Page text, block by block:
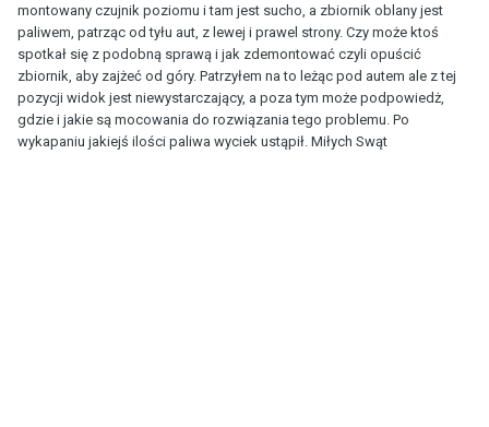
montowany czujnik poziomu i tam jest sucho, a zbiornik oblany jest
paliwem, patrząc od tyłu aut, z lewej i prawel strony. Czy może ktoś
spotkał się z podobną sprawą i jak zdemontować czyli opuścić
zbiornik, aby zajżeć od góry. Patrzyłem na to leżąc pod autem ale z tej
pozycji widok jest niewystarczający, a poza tym może podpowiedż,
gdzie i jakie są mocowania do rozwiązania tego problemu. Po
wykapaniu jakiejś ilości paliwa wyciek ustąpił. Miłych Swąt